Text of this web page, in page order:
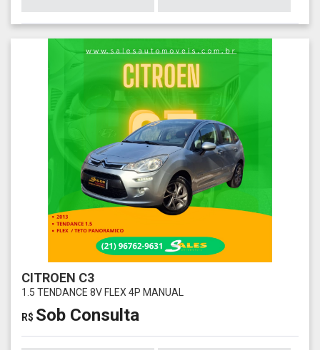
CITROEN C3
1.5 TENDANCE 8V FLEX 4P MANUAL
R$ Sob Consulta